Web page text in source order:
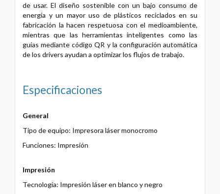
de usar. El diseño sostenible con un bajo consumo de
energía y un mayor uso de plásticos reciclados en su
fabricación la hacen respetuosa con el medioambiente,
mientras que las herramientas inteligentes como las
guías mediante código QR y la configuración automática
de los drivers ayudan a optimizar los flujos de trabajo.
Especificaciones
General
Tipo de equipo: Impresora láser monocromo
Funciones: Impresión
Impresión
Tecnología: Impresión láser en blanco y negro